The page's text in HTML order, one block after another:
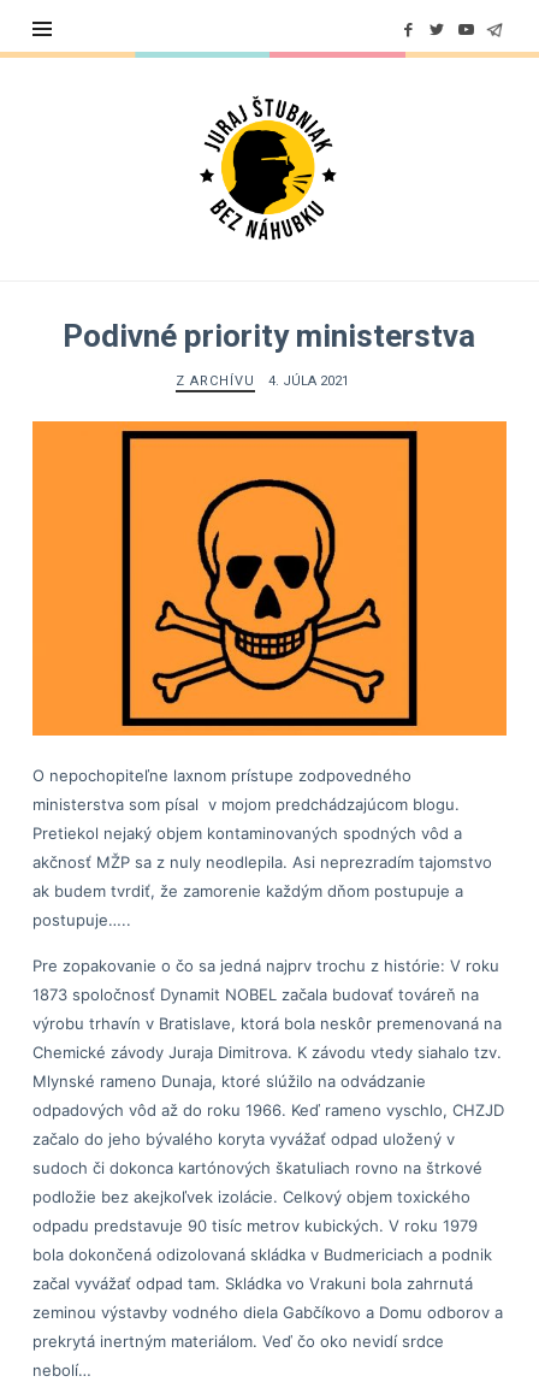
Juraj
Štubniak
Podivné priority ministerstva
Z ARCHÍVU 4. JÚLA 2021
O nepochopiteľne laxnom prístupe zodpovedného
ministerstva som písal v mojom predchádzajúcom blogu.
Pretiekol nejaký objem kontaminovaných spodných vôd a
akčnosť MŽP sa z nuly neodlepila. Asi neprezradím tajomstvo
ak budem tvrdiť, že zamorenie každým dňom postupuje a
postupuje…..
Pre zopakovanie o čo sa jedná najprv trochu z histórie: V roku
1873 spoločnosť Dynamit NOBEL začala budovať továreň na
výrobu trhavín v Bratislave, ktorá bola neskôr premenovaná na
Chemické závody Juraja Dimitrova. K závodu vtedy siahalo tzv.
Mlynské rameno Dunaja, ktoré slúžilo na odvádzanie
odpadových vôd až do roku 1966. Keď rameno vyschlo, CHZJD
začalo do jeho bývalého koryta vyvážať odpad uložený v
sudoch či dokonca kartónových škatuliach rovno na štrkové
podložie bez akejkoľvek izolácie. Celkový objem toxického
odpadu predstavuje 90 tisíc metrov kubických. V roku 1979
bola dokončená odizolovaná skládka v Budmericiach a podnik
začal vyvážať odpad tam. Skládka vo Vrakuni bola zahrnutá
zeminou výstavby vodného diela Gabčíkovo a Domu odborov a
prekrytá inertným materiálom. Veď čo oko nevidí srdce
nebolí…